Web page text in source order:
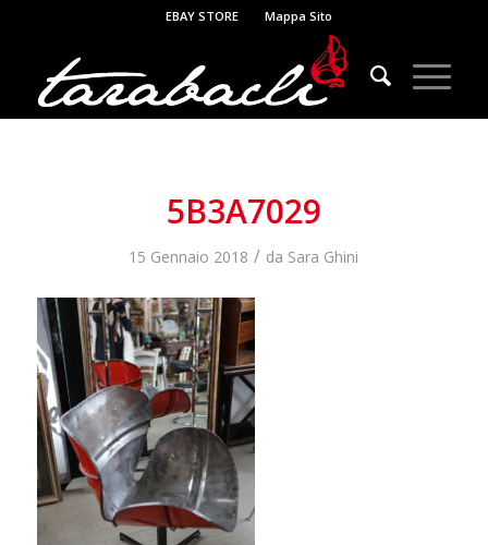
EBAY STORE Mappa Sito
5B3A7029
15 Gennaio 2018 / da Sara Ghini